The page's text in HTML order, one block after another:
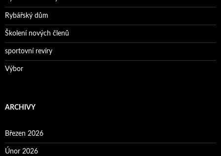
Rybářský dům
Školení nových členů
sportovní revíry
Výbor
ARCHIVY
Březen 2026
Únor 2026